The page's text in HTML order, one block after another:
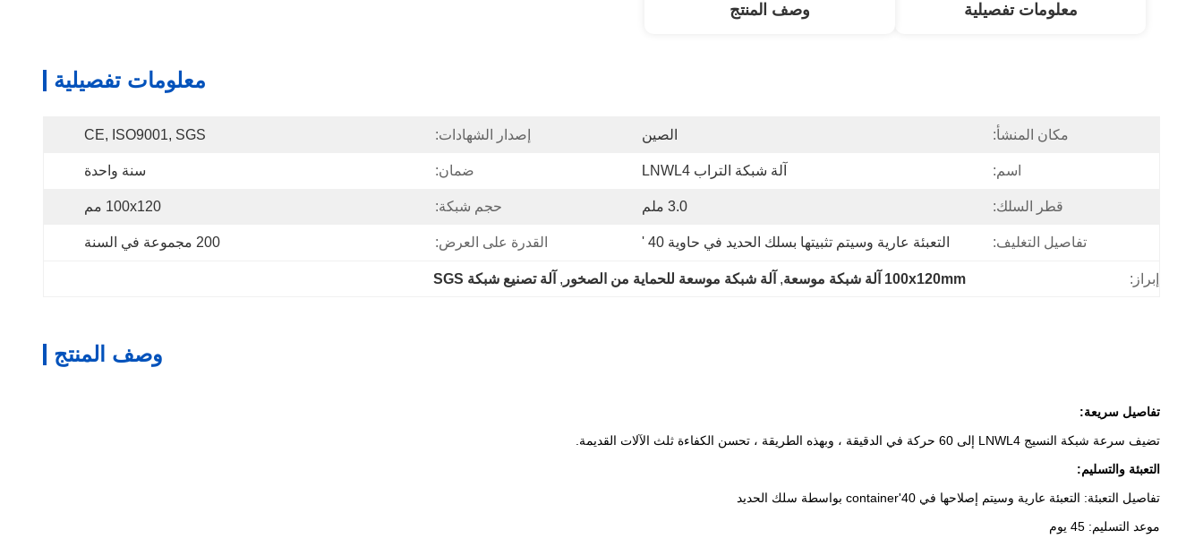
معلومات تفصيلية وصف المنتج
معلومات تفصيلية
مكان المنشأ: الصين إصدار الشهادات: CE, ISO9001, SGS
اسم: آلة شبكة التراب LNWL4 ضمان: سنة واحدة
قطر السلك: 3.0 ملم حجم شبكة: 100x120 مم
تفاصيل التغليف: التعبئة عارية وسيتم تثبيتها بسلك الحديد في حاوية 40 ' القدرة على العرض: 200 مجموعة في السنة
إبراز: 100x120mm آلة شبكة موسعة , آلة شبكة موسعة للحماية من الصخور , آلة تصنيع شبكة SGS
وصف المنتج
تفاصيل سريعة:
تضيف سرعة شبكة النسيج LNWL4 إلى 60 حركة في الدقيقة ، وبهذه الطريقة ، تحسن الكفاءة ثلث الآلات القديمة.
التعبئة والتسليم:
تفاصيل التعبئة: التعبئة عارية وسيتم إصلاحها في 40'container بواسطة سلك الحديد
موعد التسليم: 45 يوم